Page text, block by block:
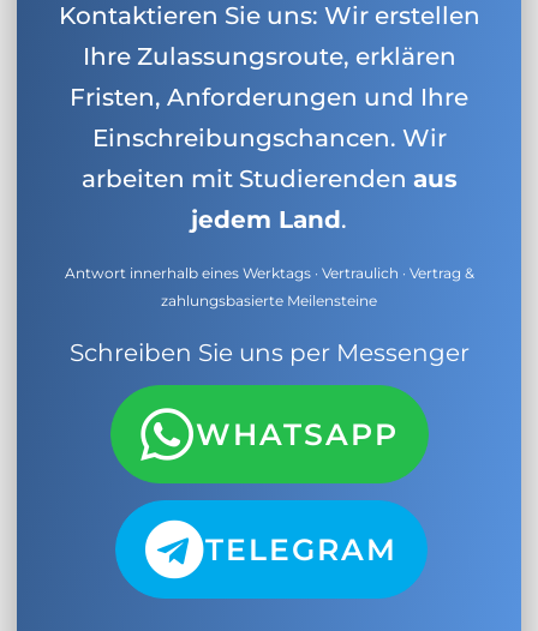
Kontaktieren Sie uns: Wir erstellen
Ihre Zulassungsroute, erklären
Fristen, Anforderungen und Ihre
Einschreibungschancen. Wir
arbeiten mit Studierenden aus
jedem Land.
Antwort innerhalb eines Werktags · Vertraulich · Vertrag &
zahlungsbasierte Meilensteine
Schreiben Sie uns per Messenger
WHATSAPP
TELEGRAM